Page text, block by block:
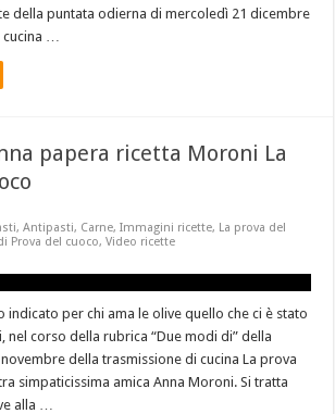
della puntata odierna di mercoledì 21 dicembre
…
papera ricetta Moroni La
,Antipasti, Carne,Immagini ricette, La prova del
Prova del cuoco,Video ricette
indicato per chi ama le olive quello che ci è stato
nel corso della rubrica “Due modi di” della
della trasmissione di cucina La prova
simpaticissima amica Anna Moroni. Si tratta
alla …